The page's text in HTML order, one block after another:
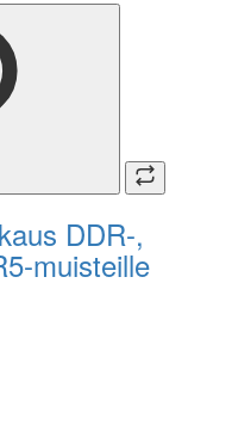
DDR-,
muisteille